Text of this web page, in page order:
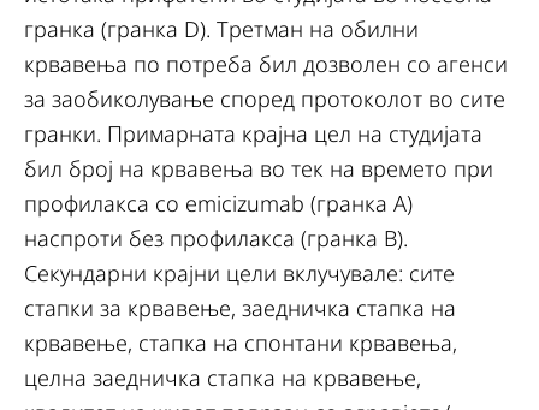
гранка (гранка D). Tретман на обилни
крвавења по потреба бил дозволен со агенси
за заобиколување според протоколот во сите
гранки. Примарната крајна цел на студијата
бил број на крвавења во тек на времето при
профилакса со emicizumab (гранка А)
наспроти без профилакса (гранка B).
Секундарни крајни цели вклучувале: сите
стапки за крвавење, заедничка стапка на
крвавење, стапка на спонтани крвавења,
целна заедничка стапка на крвавење,